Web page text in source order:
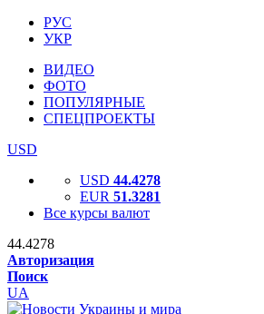
РУС
УКР
ВИДЕО
ФОТО
ПОПУЛЯРНЫЕ
СПЕЦПРОЕКТЫ
USD
USD 44.4278
EUR 51.3281
Все курсы валют
44.4278
Авторизация
Поиск
UA